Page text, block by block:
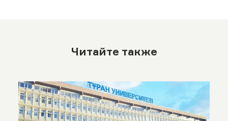
Читайте также